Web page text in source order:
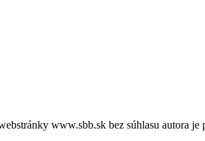
www.sbb.sk bez súhlasu autora je